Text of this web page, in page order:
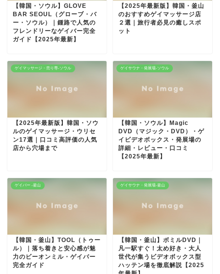
【韓国・ソウル】GLOVE
BAR SEOUL（グローブ・バ
ー・ソウル）｜鍾路で人気の
フレンドリーなゲイバー完全
ガイド【2025年最新】
【2025年最新版】韓国・釜山
のおすすめゲイマッサージ店
２選｜旅行者必見の癒しスポ
ット
ゲイマッサージ・売り専-ソウル
【2025年最新版】韓国・ソウ
ルのゲイマッサージ・ウリセ
ン17選｜口コミ高評価の人気
店から穴場まで
ゲイサウナ・発展場-ソウル
【韓国・ソウル】Magic
DVD（マジック・DVD）・ゲ
イビデオボックス・発展場の
詳細・レビュー・口コミ
【2025年最新】
ゲイバー -釜山
【韓国・釜山】TOOL（トゥー
ル）｜落ち着きと安心感が魅
力のビーオンミル・ゲイバー
完全ガイド
ゲイサウナ・発展場-釜山
【韓国・釜山】ボミルDVD｜
凡一駅すぐ！太め好き・大人
世代が集うビデオボックス型
ハッテン場を徹底解説【2025